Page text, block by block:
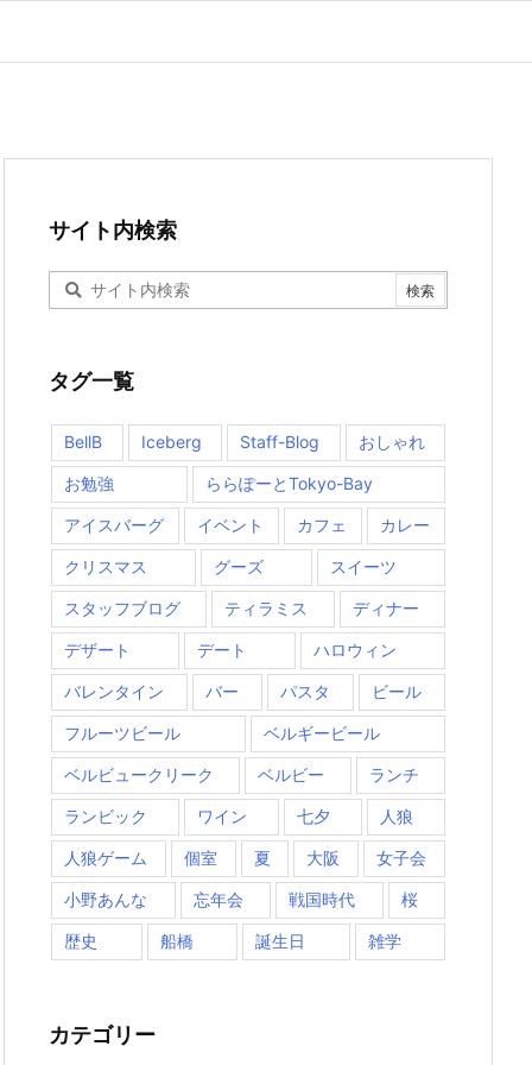
サイト内検索
タグ一覧
BellB Iceberg Staff-Blog おしゃれ
お勉強 ららぽーとTokyo-Bay
アイスバーグ イベント カフェ カレー
クリスマス グーズ スイーツ
スタッフブログ ティラミス ディナー
デザート デート ハロウィン
バレンタイン バー パスタ ビール
フルーツビール ベルギービール
ベルビュークリーク ベルビー ランチ
ランビック ワイン 七夕 人狼
人狼ゲーム 個室 夏 大阪 女子会
小野あんな 忘年会 戦国時代 桜
歴史 船橋 誕生日 雑学
カテゴリー